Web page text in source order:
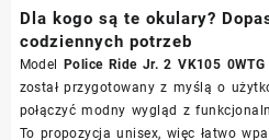
Dla kogo są te okulary?
codziennych potrzeb
Model Police Ride Jr. 2 VK105 0WTG
został przygotowany z myślą o
połączyć modny wygląd z
To propozycja unisex, więc łatwo